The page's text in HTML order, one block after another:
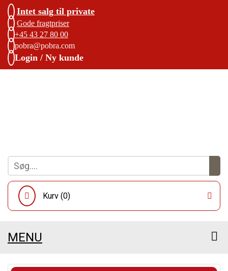
Intet salg til private
Gode fragtpriser
+45 43 27 80 00
pobra@pobra.com
Login / Ny kunde
Kurv (0)
MENU